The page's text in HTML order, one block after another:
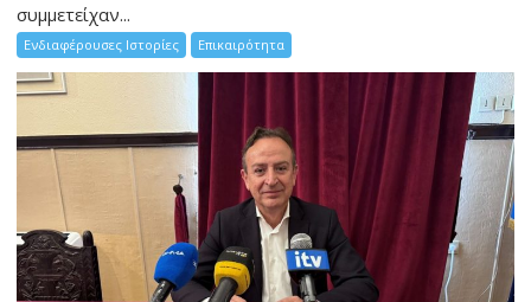
συμμετείχαν...
Ενδιαφέρουσες Ιστορίες Επικαιρότητα